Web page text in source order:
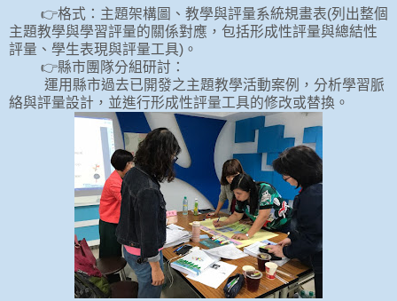
👉格式：主題架構圖、教學與評量系統規畫表(列出整個
主題教學與學習評量的關係對應，包括形成性評量與總結性
評量、學生表現與評量工具)。
👉縣市團隊分組研討：
運用縣市過去已開發之主題教學活動案例，分析學習脈
絡與評量設計，並進行形成性評量工具的修改或替換。